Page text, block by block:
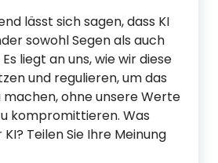
lässt sich sagen, dass KI
sowohl Segen als auch
liegt an uns, wie wir diese
und regulieren, um das
machen, ohne unsere Werte
kompromittieren. Was
Teilen Sie Ihre Meinung